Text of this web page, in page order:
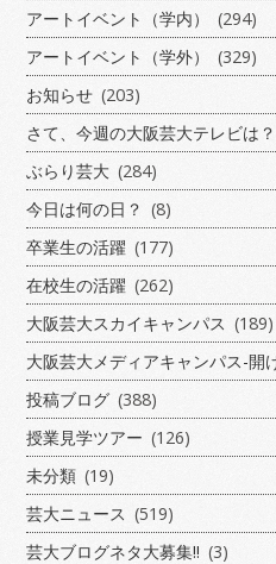
アートイベント（学内）
(294)
アートイベント（学外）
(329)
お知らせ (203)
さて、今週の大阪芸大テレビは？
ぶらり芸大 (284)
今日は何の日？ (8)
卒業生の活躍 (177)
在校生の活躍 (262)
大阪芸大スカイキャンパス (189)
大阪芸大メディアキャンパス-開
投稿ブログ (388)
授業見学ツアー (126)
未分類 (19)
芸大ニュース (519)
芸大ブログネタ大募集!! (3)